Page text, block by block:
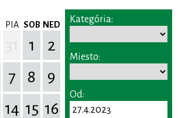
PIA SOB NED
1
2
7 8
9
14 15 16
Kategória:
Miesto:
Od: